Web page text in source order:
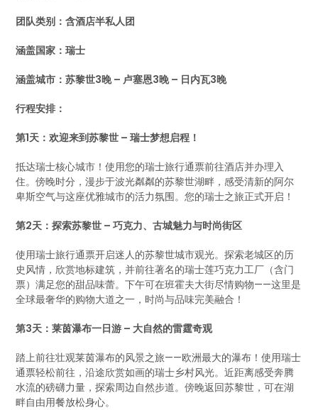
团队类别：含酒店半私人团
涵盖国家：瑞士
涵盖城市：苏黎世3晚 – 卢塞恩3晚 – 日内瓦3晚
行程安排：
第1天：欢迎来到苏黎世 – 瑞士梦想启程！
抵达瑞士核心城市！使用您的瑞士旅行通票前往酒店并办理入
住。傍晚时分，漫步于波光粼粼的苏黎世湖畔，感受清新的阿尔
卑斯空气与这座优雅城市的活力氛围。您的瑞士之旅正式开启！
第2天：探索苏黎世 – 巧克力、古城魅力与时尚街区
使用瑞士旅行通票开启迷人的苏黎世城市观光。探索老城区的历
史风情，欣赏地标建筑，并前往著名的瑞士莲巧克力工厂（含门
票）满足您的甜品味蕾。下午可在班霍夫大街尽情购物——这里是
全球最奢华的购物大道之一，时尚与品味完美融合！
第3天：莱茵瀑布一日游 – 大自然的雷霆奇观
踏上前往壮观莱茵瀑布的风景之旅——欧洲最大的瀑布！使用瑞士
通票轻松前往，沿途欣赏如画的瑞士乡村风光。近距离感受奔腾
水流的磅礴力量，探索周边自然步道。傍晚返回苏黎世，可在湖
畔自由用餐放松身心。